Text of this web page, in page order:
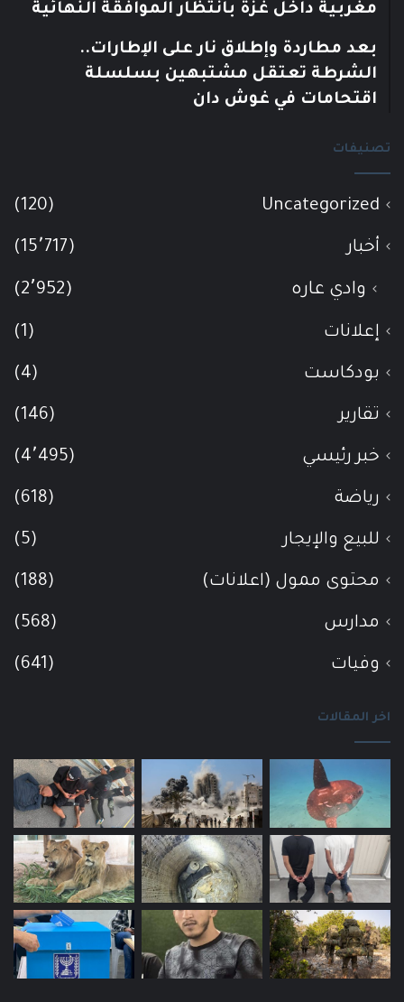
مغربية داخل غزة بانتظار الموافقة النهائية
بعد مطاردة وإطلاق نار على الإطارات..
الشرطة تعتقل مشتبهين بسلسلة
اقتحامات في غوش دان
تصنيفات
Uncategorized
(120)
أخبار (15٬717)
وادي عاره (2٬952)
إعلانات (1)
بودكاست (4)
تقارير (146)
خبر رئيسي (4٬495)
رياضة (618)
للبيع والإيجار (5)
محتوى ممول (اعلانات) (188)
مدارس (568)
وفيات (641)
اخر المقالات